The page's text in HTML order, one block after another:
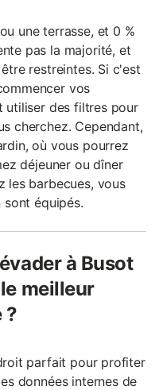
une terrasse, et 0 %
pas la majorité, et
restreintes. Si c'est
vos
utiliser des filtres pour
cherchez. Cependant,
où vous pourrez
déjeuner ou dîner
les barbecues, vous
sont équipés.
à Busot
meilleur
?
parfait pour profiter
données internes de